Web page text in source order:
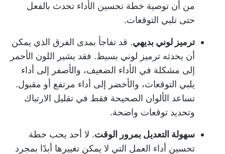
من أن توصية خطة تحسين الأداء تحدث بالفعل
حتى تلبي التوقعات.
ترميز لوني بديهي. قد تفاجأ بمدى الفرق الذي يمكن
أن يحدثه ترميز لوني بسيط. فقد يشير اللون الأحمر
إلى مشكلة في الأداء الضعيف، والأصفر إلى أداء
يلبي التوقعات، والأخضر إلى أداء مرتفع أو مقبول.
تساعد الألوان الصحيحة فقط في تقليل الارتباك
وتحديد توقعات واضحة.
سهولة التعديل بمرور الوقت. لا أحد يحب خطة
تحسين أداء العمل التي لا يمكن تغييرها أبدًا بمجرد